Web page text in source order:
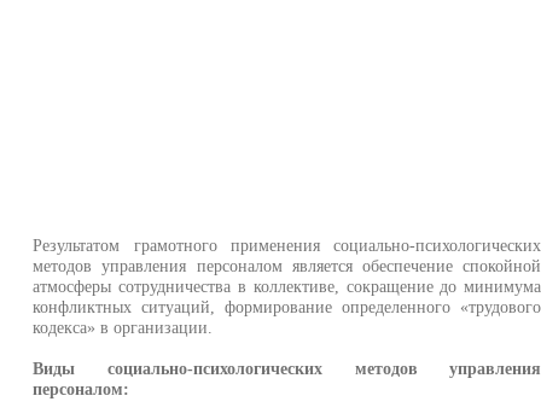
Результатом грамотного применения социально-психологических
методов управления персоналом является обеспечение спокойной
атмосферы сотрудничества в коллективе, сокращение до минимума
конфликтных ситуаций, формирование определенного «трудового
кодекса» в организации.
Виды социально-психологических методов управления
персоналом: